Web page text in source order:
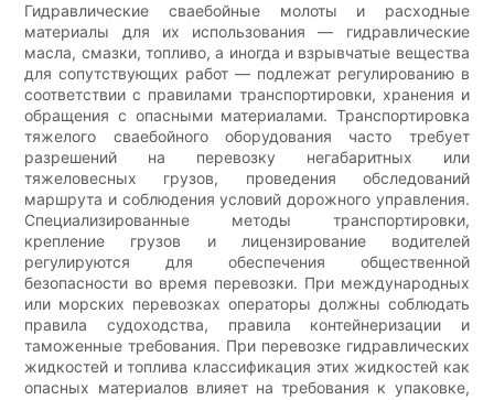
Гидравлические сваебойные молоты и расходные
материалы для их использования — гидравлические
масла, смазки, топливо, а иногда и взрывчатые вещества
для сопутствующих работ — подлежат регулированию в
соответствии с правилами транспортировки, хранения и
обращения с опасными материалами. Транспортировка
тяжелого сваебойного оборудования часто требует
разрешений на перевозку негабаритных или
тяжеловесных грузов, проведения обследований
маршрута и соблюдения условий дорожного управления.
Специализированные методы транспортировки,
крепление грузов и лицензирование водителей
регулируются для обеспечения общественной
безопасности во время перевозки. При международных
или морских перевозках операторы должны соблюдать
правила судоходства, правила контейнеризации и
таможенные требования. При перевозке гидравлических
жидкостей и топлива классификация этих жидкостей как
опасных материалов влияет на требования к упаковке,